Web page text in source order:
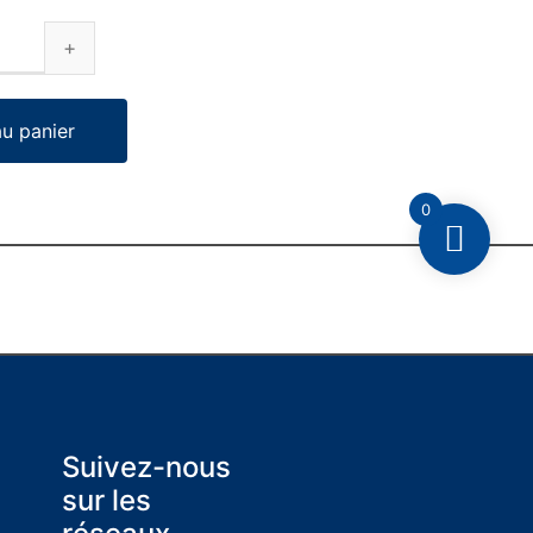
panier
Suivez-nous
sur les
0